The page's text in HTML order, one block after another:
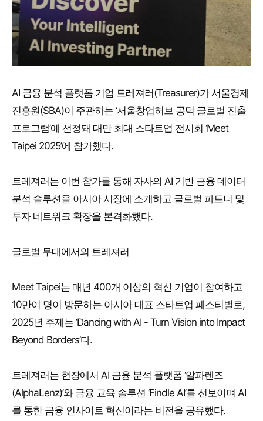
AI 금융 분석 플랫폼 기업 트레져러(Treasurer)가 서울경제
진흥원(SBA)이 주관하는 ‘서울창업허브 공덕 글로벌 진출
프로그램’에 선정돼 대만 최대 스타트업 전시회 ‘Meet
Taipei 2025’에 참가했다.
트레져러는 이번 참가를 통해 자사의 AI 기반 금융 데이터
분석 솔루션을 아시아 시장에 소개하고 글로벌 파트너 및
투자 네트워크 확장을 본격화했다.
글로벌 무대에서의 트레져러
Meet Taipei는 매년 400개 이상의 혁신 기업이 참여하고
10만여 명이 방문하는 아시아 대표 스타트업 페스티벌로,
2025년 주제는 ‘Dancing with AI - Turn Vision into Impact
Beyond Borders’다.
트레져러는 현장에서 AI 금융 분석 플랫폼 ‘알파렌즈
(AlphaLenz)’와 금융 교육 솔루션 ‘Findle AI’를 선보이며 AI
를 통한 금융 인사이트 혁신이라는 비전을 공유했다.